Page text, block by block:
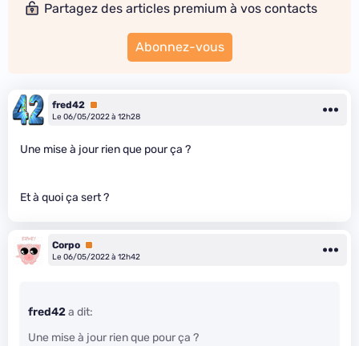
Partagez des articles premium à vos contacts
Abonnez-vous
fred42 Premium
Le 06/05/2022 à 12h28
Une mise à jour rien que pour ça ?
Et à quoi ça sert ?
Corpo Premium
Le 06/05/2022 à 12h42
fred42a dit:
Une mise à jour rien que pour ça ?